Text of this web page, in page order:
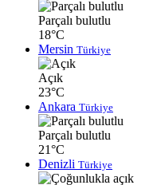
Parçalı bulutlu
18°C
Mersin Türkiye
Açık
23°C
Ankara Türkiye
Parçalı bulutlu
21°C
Denizli Türkiye